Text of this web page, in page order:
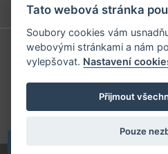
Příhlášení | Registrace
Kontaktní informace
Mapa stránek
Tato webová stránka
Soubory cookies vám
webovými stránkami a nám
vylepšovat. Nastavení
Přijmout
Pouze